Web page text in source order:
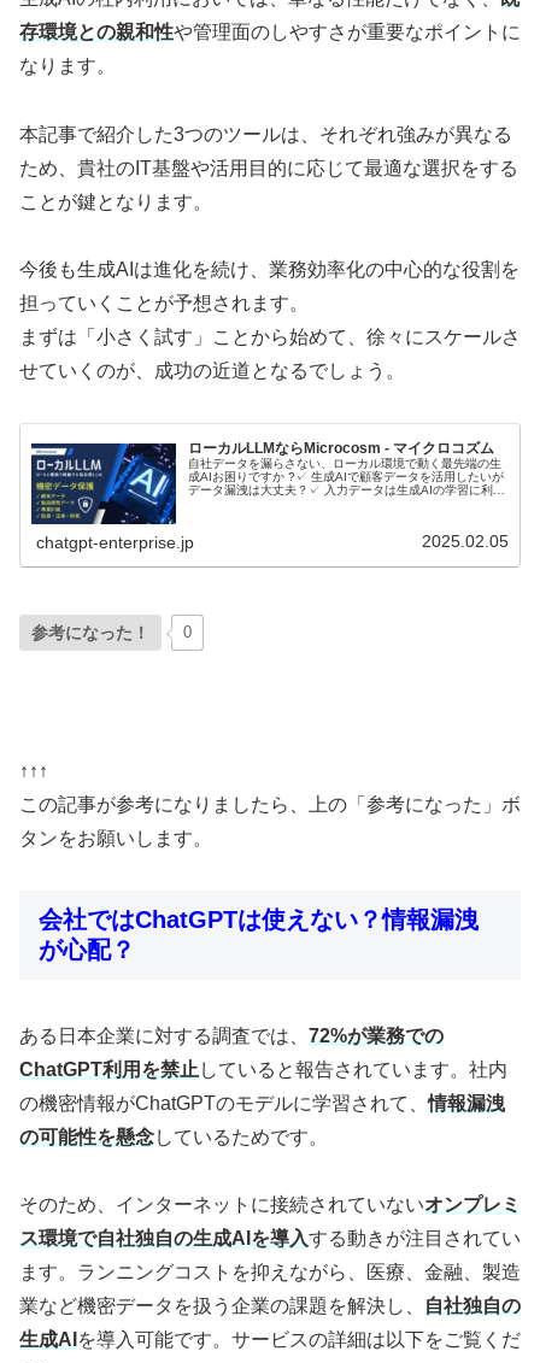
存環境との親和性や管理面のしやすさが重要なポイントに
なります。
本記事で紹介した3つのツールは、それぞれ強みが異なる
ため、貴社のIT基盤や活用目的に応じて最適な選択をする
ことが鍵となります。
今後も生成AIは進化を続け、業務効率化の中心的な役割を
担っていくことが予想されます。
まずは「小さく試す」ことから始めて、徐々にスケールさ
せていくのが、成功の近道となるでしょう。
ローカルLLMならMicrocosm - マイクロコズム
自社データを漏らさない、ローカル環境で動く最先端の生
成AIお困りですか ?✓ 生成AIで顧客データを活用したいが
データ漏洩は大丈夫？✓ 入力データは生成AIの学習に利用
chatgpt-enterprise.jp 2025.02.05
参考になった！ 0
↑↑↑
この記事が参考になりましたら、上の「参考になった」ボ
タンをお願いします。
会社ではChatGPTは使えない？情報漏洩
が心配？
ある日本企業に対する調査では、 72%が業務での
ChatGPT利用を禁止 していると報告されています。社内
の機密情報がChatGPTのモデルに学習されて、情報漏洩
の可能性を懸念しているためです。
そのため、インターネットに接続されていないオンプレミ
ス環境で自社独自の生成AIを導入する動きが注目されてい
ます。ランニングコストを抑えながら、医療、金融、製造
業など機密データを扱う企業の課題を解決し、
自社独自の
生成AI を導入可能です。サービスの詳細は以下をご覧くだ